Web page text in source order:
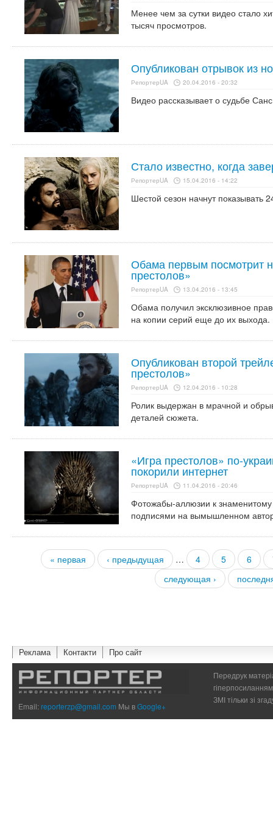
Менее чем за сутки видео стало
тысяч просмотров.
Опубликован отрывок из
РепортерUA 20.04.2016 - 20:32
Видео рассказывает о судьбе
Стало известно, когда
РепортерUA 15.04.2016 - 14:22
Шестой сезон начнут показывать
Обама первым посмотрит
престолов»
РепортерUA 13.04.2016 - 13:45
Обама получил эксклюзивное
на копии серий еще до их выхода.
Опубликован второй
престолов»
РепортерUA 12.04.2016 - 10:28
Ролик выдержан в мрачной и
деталей сюжета.
«Игра престолов» по-
покорили интернет
РепортерUA 11.04.2016 - 20:46
Фотожабы-аллюзии к
подписями на вымышленном
Страницы
« первая ‹ предыдущая … 4 5 6
следующая ›
Реклама Контакти Про сайт
Email:reporterzp@gmail.com Мы вGoogle+
Передрук
ЗМІ тільки зі